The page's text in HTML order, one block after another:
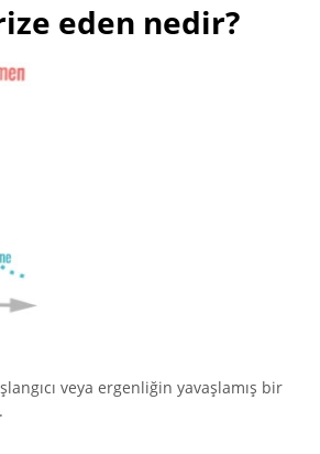
eden nedir?
veya ergenliğin yavaşlamış bir